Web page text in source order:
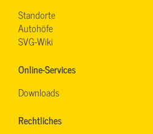
Standorte
Autohöfe
SVG-Wiki
Online-Services
Downloads
Rechtliches